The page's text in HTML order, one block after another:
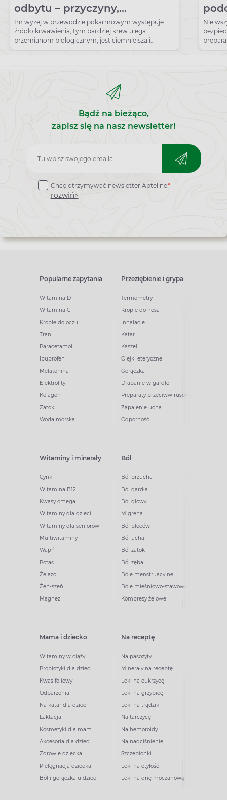
odbytu – przyczyny,
diagnostyka, leczenie
Im wyżej w przewodzie pokarmowym występuje
źródło krwawienia, tym bardziej krew ulega
przemianom biologicznym, jest ciemniejsza i
wymieszana z kałem.
Nie
Bądź na bieżąco,
zapisz się na nasz newsletter!
Zapisz
do
newslettera
Chcę otrzymywać newsletter Apteline*
rozwiń>
Popularne zapytania
Witamina D
Witamina C
Krople do oczu
Tran
Paracetamol
Ibuprofen
Melatonina
Elektrolity
Kolagen
Zatoki
Woda morska
Przeziębienie i grypa
Termometry
Krople do nosa
Inhalacje
Katar
Kaszel
Olejki eteryczne
Gorączka
Drapanie w gardle
Preparaty przeciwwirusowe
Zapalenie ucha
Odporność
Witaminy i minerały
Cynk
Witamina B12
Kwasy omega
Witaminy dla dzieci
Witaminy dla seniorów
Multiwitaminy
Wapń
Potas
Żelazo
Żeń-szeń
Magnez
Ból
Ból brzucha
Ból gardła
Ból głowy
Migrena
Ból pleców
Ból ucha
Ból zatok
Ból zęba
Bóle menstruacyjne
Bóle mięśniowo-stawowe
Kompresy żelowe
Mama i dziecko
Witaminy w ciąży
Probiotyki dla dzieci
Kwas foliowy
Odparzenia
Na katar dla dzieci
Laktacja
Kosmetyki dla mam
Akcesoria dla dzieci
Zdrowie dziecka
Pielęgnacja dziecka
Ból i gorączka u dzieci
Na receptę
Na pasożyty
Minerały na receptę
Leki na cukrzycę
Leki na grzybicę
Leki na trądzik
Na tarczycę
Na hemoroidy
Na nadciśnienie
Szczepionki
Leki na otyłość
Leki na dnę moczanową